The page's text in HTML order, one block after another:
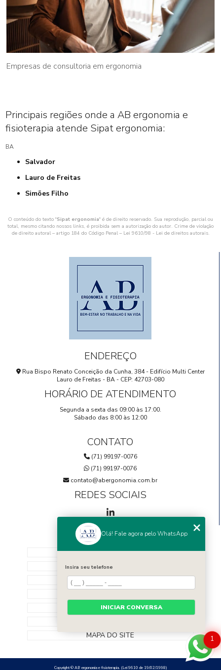
Empresas de consultoria em ergonomia
Principais regiões onde a AB ergonomia e
fisioterapia atende Sipat ergonomia:
BA
Salvador
Lauro de Freitas
Simões Filho
O conteúdo do texto "Sipat ergonomia" é de direito reservado. Sua reprodução, parcial ou
total, mesmo citando nossos links, é proibida sem a autorização do autor. Crime de violação
de direito autoral – artigo 184 do Código Penal – Lei 9610/98 - Lei de direitos autorais.
ENDEREÇO
Rua Bispo Renato Conceição da Cunha, 384 - Edifício Multi Center
Lauro de Freitas - BA - CEP: 42703-080
HORÁRIO DE ATENDIMENTO
Segunda a sexta das 09:00 às 17:00.
Sábado das 8:00 às 12:00
CONTATO
(71) 99197-0076
(71) 99197-0076
contato@abergonomia.com.br
REDES SOCIAIS
MENU
HOME
SOBRE NÓS
CONTATO
MAPA DO SITE
Copyright © AB ergonomia e fisioterapia. (Lei 9610 de 19/02/1998)
1
Olá! Fale agora pelo WhatsApp
Insira seu telefone
INICIAR CONVERSA